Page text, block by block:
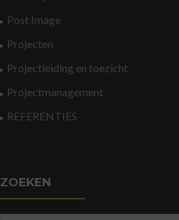
Post Image
Projecten
Projectleiding en toezicht
Projectmanagement
REFERENTIES
ZOEKEN